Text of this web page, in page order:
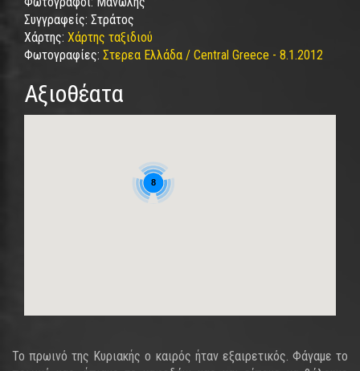
Συγγραφείς: Στράτος
Χάρτης: Χάρτης ταξιδιού
Φωτογραφίες: Στερεα Ελλάδα / Central Greece - 8.1.2012
Αξιοθέατα
8
Το πρωινό της Κυριακής ο καιρός ήταν εξαιρετικός. Φάγαμε το